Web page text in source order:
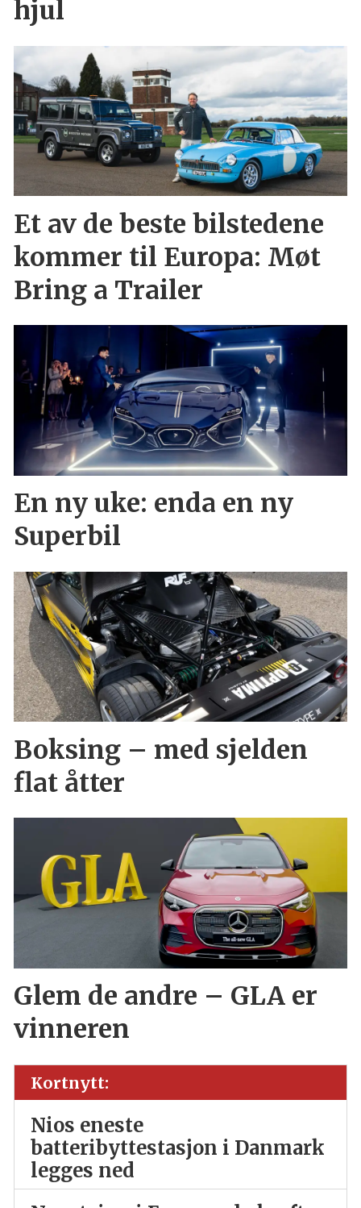
hjul
Et av de beste bilstedene
kommer til Europa: Møt
Bring a Trailer
En ny uke: enda en ny
Superbil
Boksing – med sjelden
flat åtter
Glem de andre – GLA er
vinneren
Kortnytt:
Nios eneste
batteribyttestasjon i Danmark
legges ned